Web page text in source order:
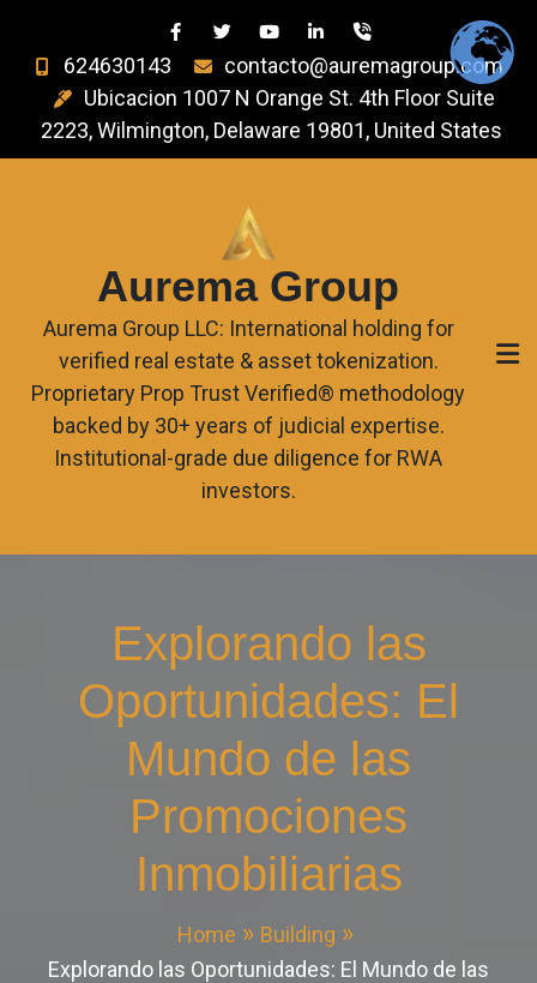
624630143
contacto@auremagroup.com
Ubicacion 1007 N Orange St. 4th Floor Suite
2223, Wilmington, Delaware 19801, United States
Aurema Group
Aurema Group LLC: International holding for
verified real estate & asset tokenization.
Proprietary Prop Trust Verified® methodology
backed by 30+ years of judicial expertise.
Institutional-grade due diligence for RWA
investors.
Explorando las
Oportunidades: El
Mundo de las
Promociones
Inmobiliarias
Home
Building
Explorando las Oportunidades: El Mundo de las